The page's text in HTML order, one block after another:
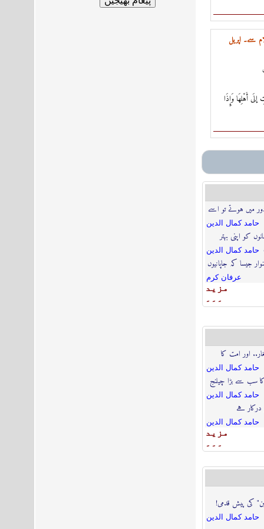
سے۔ اپریل
إلَى أَهْلِهَا وَإِذَا
میں ہوتے تو اسے
حامد كمال الدين
کو اپنی بہتر
حامد كمال الدين
جیسا کہ جاپانیوں
عرفان كرم
مزيد
۔۔۔
اور امت کا
حامد كمال الدين
سب سے بڑا چیلنج
حامد كمال الدين
ہے
حامد كمال الدين
مزيد
۔۔۔
کی پیش قدمی!
حامد كمال الدين